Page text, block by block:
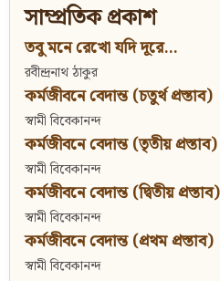
সাম্প্রতিক প্রকাশ
তবু মনে রেখো যদি দূরে...
রবীন্দ্রনাথ ঠাকুর
কর্মজীবনে বেদান্ত (চতুর্থ প্রস্তাব)
স্বামী বিবেকানন্দ
কর্মজীবনে বেদান্ত (তৃতীয় প্রস্তাব)
স্বামী বিবেকানন্দ
কর্মজীবনে বেদান্ত (দ্বিতীয় প্রস্তাব)
স্বামী বিবেকানন্দ
কর্মজীবনে বেদান্ত (প্রথম প্রস্তাব)
স্বামী বিবেকানন্দ